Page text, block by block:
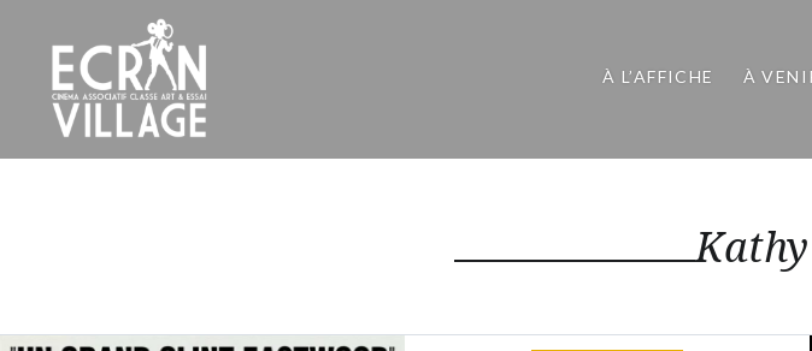
contenu
principal
ÉCRAN VILLAGE
À L’AFFICHE À